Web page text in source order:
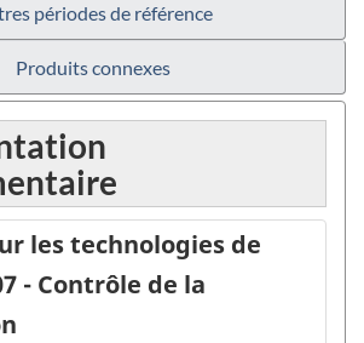
périodes de référence
Produits connexes
les technologies de
- Contrôle de la